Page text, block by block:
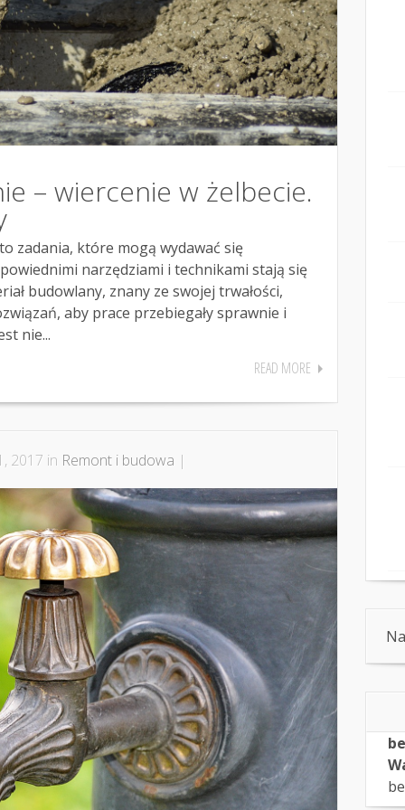
– wiercenie w żelbecie.
zadania, które mogą wydawać się
narzędziami i technikami stają się
budowlany, znany ze swojej trwałości,
aby prace przebiegały sprawnie i
nie...
READ MORE
2017 in Remont i budowa |